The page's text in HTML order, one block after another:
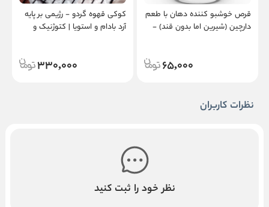
قرص خوشبو کننده دهان با طعم
دارچین (شیرین اما بدون قند) -
65,000
کوکی قهوه گردو - رژیمی بر پایه
آرد بادام و استویا | کتوژنیک و
330,000
نظرات کاربران
نظر خود را ثبت کنید